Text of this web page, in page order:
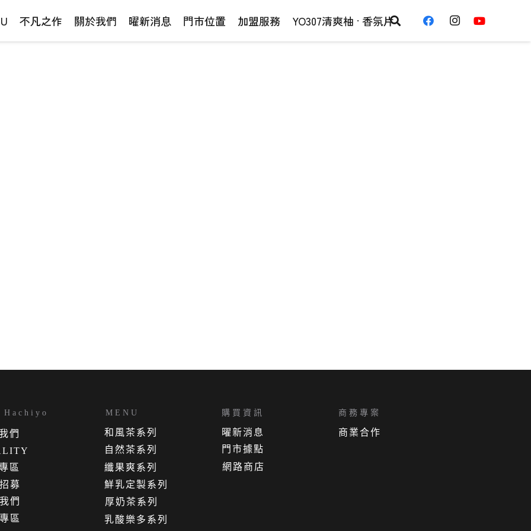
不凡之作 關於我們 曜新消息 門市位置 加盟服務 YO307清爽柚 · 香氛片
募
Hachiyo
們
區
網路商店
門市據點
曜新消息
購買資訊
們
區
商務專案
商業合作
乳酸樂多系列
厚奶茶系列
鮮乳定製系列
纖果爽系列
自然茶系列
和風茶系列
MENU